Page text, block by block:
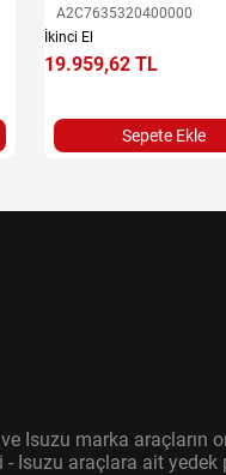
A2C7635320400000
İkinci El
19.959,62 TL
Sepete Ekle
Isuzu marka araçların
Isuzu araçlara ait yedek